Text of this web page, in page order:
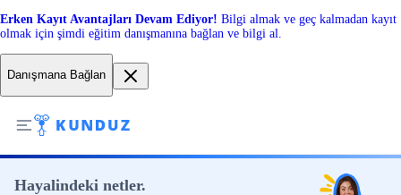
Erken Kayıt Avantajları Devam Ediyor! Bilgi almak ve geç kalmadan kayıt
olmak için şimdi eğitim danışmanına bağlan ve bilgi al.
Danışmana Bağlan
Hayalindeki netler.